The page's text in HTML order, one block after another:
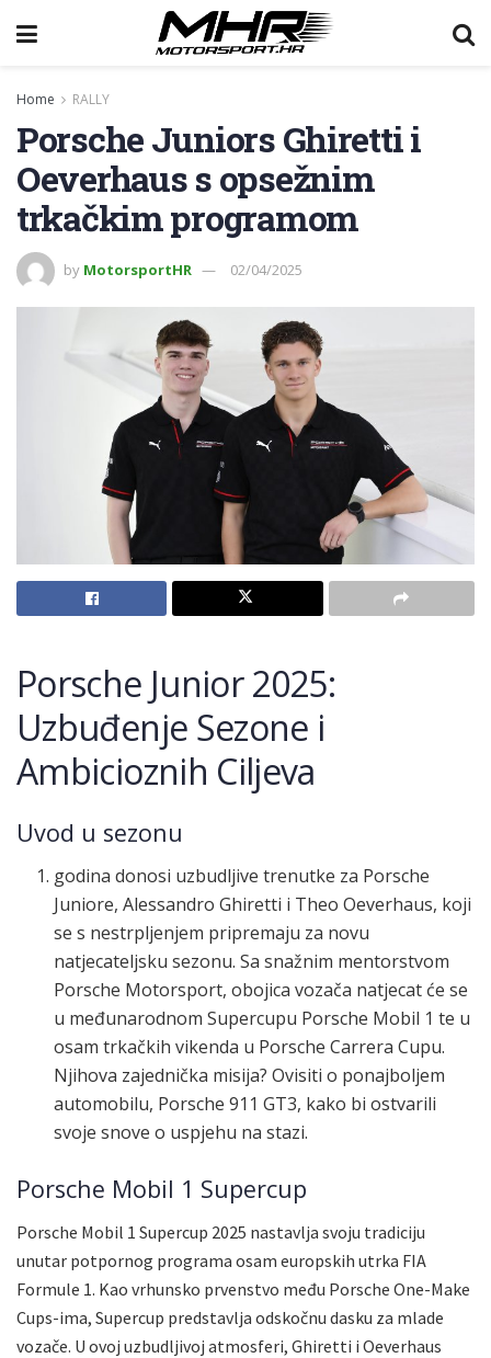
Home RALLY
Porsche Juniors Ghiretti i
Oeverhaus s opsežnim
trkačkim programom
by MotorsportHR 02/04/2025
Porsche Junior 2025:
Uzbuđenje Sezone i
Ambicioznih Ciljeva
Uvod u sezonu
godina donosi uzbudljive trenutke za Porsche
Juniore, Alessandro Ghiretti i Theo Oeverhaus, koji
se s nestrpljenjem pripremaju za novu
natjecateljsku sezonu. Sa snažnim mentorstvom
Porsche Motorsport, obojica vozača natjecat će se
u međunarodnom Supercupu Porsche Mobil 1 te u
osam trkačkih vikenda u Porsche Carrera Cupu.
Njihova zajednička misija? Ovisiti o ponajboljem
automobilu, Porsche 911 GT3, kako bi ostvarili
svoje snove o uspjehu na stazi.
Porsche Mobil 1 Supercup
Porsche Mobil 1 Supercup 2025 nastavlja svoju tradiciju
unutar potpornog programa osam europskih utrka FIA
Formule 1. Kao vrhunsko prvenstvo među Porsche One-Make
Cups-ima, Supercup predstavlja odskočnu dasku za mlade
vozače. U ovoj uzbudljivoj atmosferi, Ghiretti i Oeverhaus